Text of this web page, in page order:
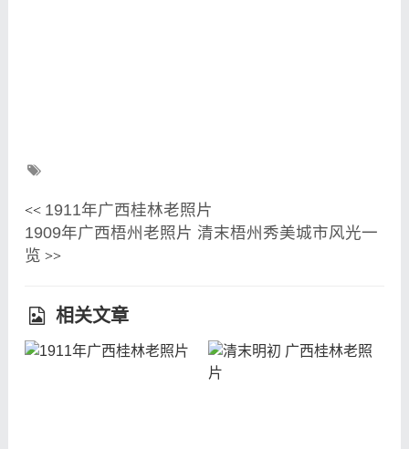
<< 1911年广西桂林老照片
1909年广西梧州老照片 清末梧州秀美城市风光一
览 >>
相关文章